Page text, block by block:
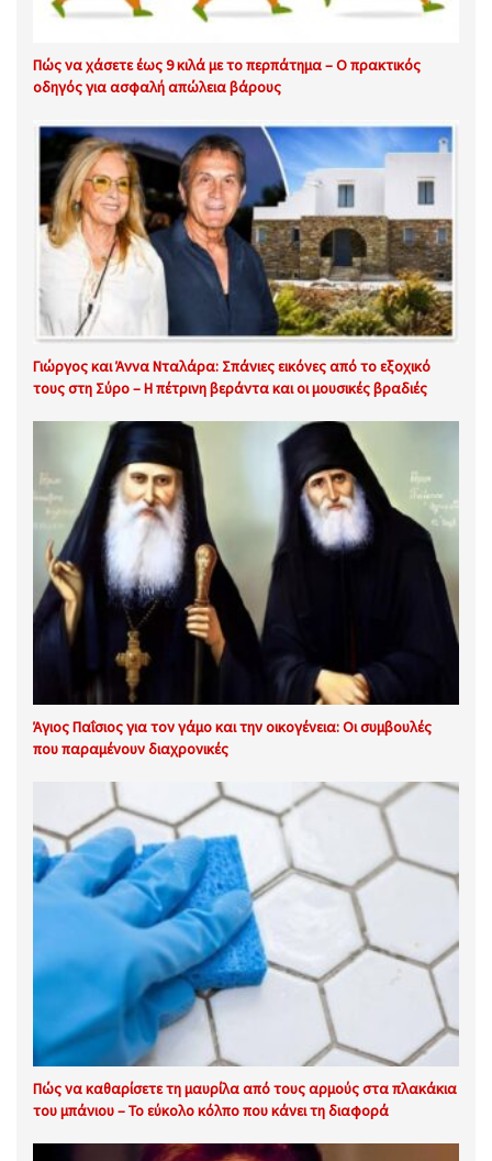
Πώς να χάσετε έως 9 κιλά με το περπάτημα – Ο πρακτικός
οδηγός για ασφαλή απώλεια βάρους
Γιώργος και Άννα Νταλάρα: Σπάνιες εικόνες από το εξοχικό
τους στη Σύρο – Η πέτρινη βεράντα και οι μουσικές βραδιές
Άγιος Παΐσιος για τον γάμο και την οικογένεια: Οι συμβουλές
που παραμένουν διαχρονικές
Πώς να καθαρίσετε τη μαυρίλα από τους αρμούς στα πλακάκια
του μπάνιου – Το εύκολο κόλπο που κάνει τη διαφορά